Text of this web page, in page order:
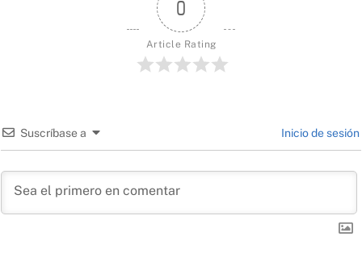
0
Article Rating
Suscríbase a Inicio de sesión